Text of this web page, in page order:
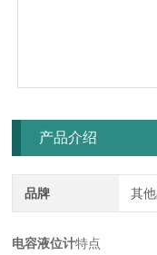
产品介绍
品牌 其
电容液位计特点